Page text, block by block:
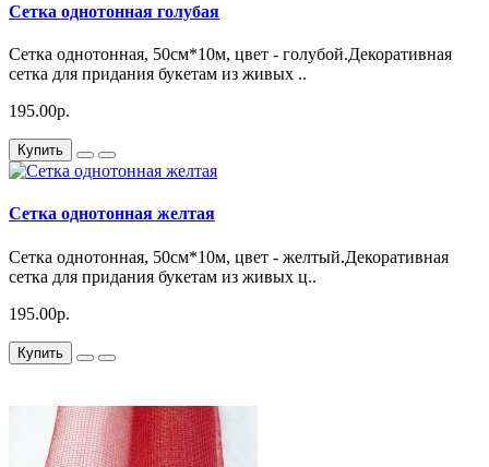
Сетка однотонная голубая
Сетка однотонная, 50см*10м, цвет - голубой.Декоративная
сетка для придания букетам из живых ..
195.00р.
Купить
Сетка однотонная желтая
Сетка однотонная, 50см*10м, цвет - желтый.Декоративная
сетка для придания букетам из живых ц..
195.00р.
Купить